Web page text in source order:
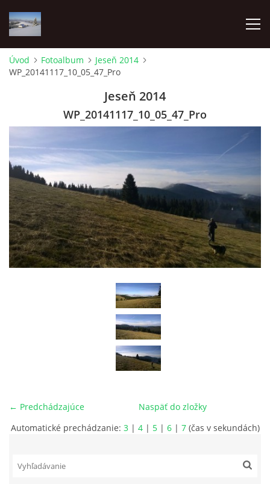
ÚVOD
FOTOALBUM
PRE ČLENOV
Pozemkové spoločenstvo Lesnianska hoľa
Pribišská 4
+421908926336, +421918975978
lesnianskahola@outlook.sk
© 2026 eStránky.sk
Úvod Fotoalbum
Jeseň 2014
WP_20141117_10_05_47_Pro
Jeseň 2014
WP_20141117_10_05_47_Pro
← Predchádzajúce
Naspäť do zložky
Automatické prechádzanie: 3| 4| 5| 6| 7(čas v sekundách)